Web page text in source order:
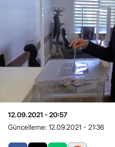
12.09.2021 - 20:57
Güncelleme: 12.09.2021 - 21:36